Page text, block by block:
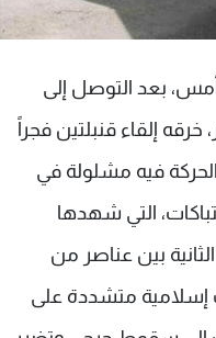
بعد التوصل إلى
إلقاء قنبلتين فجراً
الحركة فيه مشلولة في
التي شهدها
بين عناصر من
متشددة على